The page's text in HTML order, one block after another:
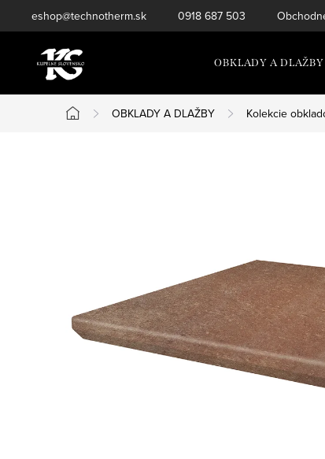
na
eshop@technotherm.sk 0918 687 503
OBKLADY A DLAŽBY
Domov
OBKLADY A DLAŽBY Kolekcie